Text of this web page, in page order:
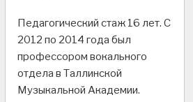
Педагогический стаж 16 лет. С
2012 по 2014 года был
профессором вокального
отдела в Таллинской
Музыкальной Академии.